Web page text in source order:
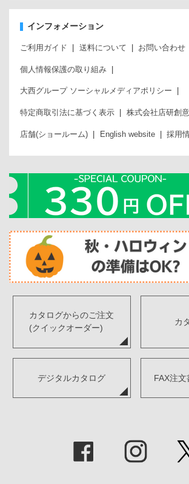
インフォメーション
ご利用ガイド 送料について お問い合わせ
個人情報保護の取り組み
大西グループ ソーシャルメディアポリシー
特定商取引法に基づく表示 株式会社店研創
店舗(ショールーム) English website 採用
カタログからのご注文
(クイックオーダー)
カ
デジタルカタログ FAX注